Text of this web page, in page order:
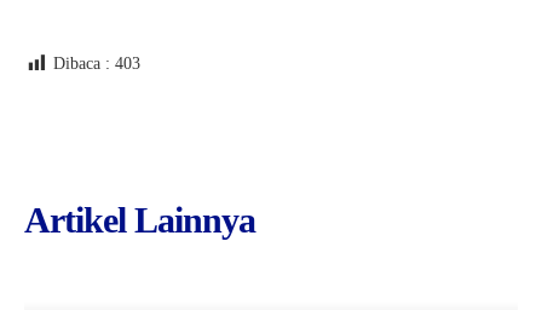
Dibaca : 403
Artikel Lainnya